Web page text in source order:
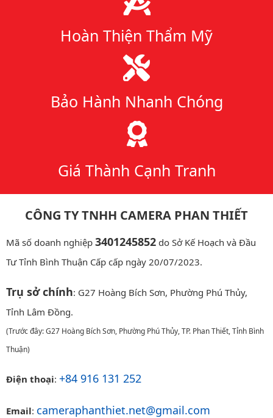
Hoàn Thiện Thẩm Mỹ
Bảo Hành Nhanh Chóng
Giá Thành Cạnh Tranh
CÔNG TY TNHH CAMERA PHAN THIẾT
Mã số doanh nghiệp 3401245852 do Sở Kế Hoạch và Đầu
Tư Tỉnh Bình Thuận Cấp cấp ngày 20/07/2023.
Trụ sở chính: G27 Hoàng Bích Sơn, Phường Phú Thủy,
Tỉnh Lâm Đồng.
(Trước đây: G27 Hoàng Bích Sơn, Phường Phú Thủy, TP. Phan Thiết, Tỉnh Bình
Thuận)
Điện thoại: +84 916 131 252
Email: cameraphanthiet.net@gmail.com